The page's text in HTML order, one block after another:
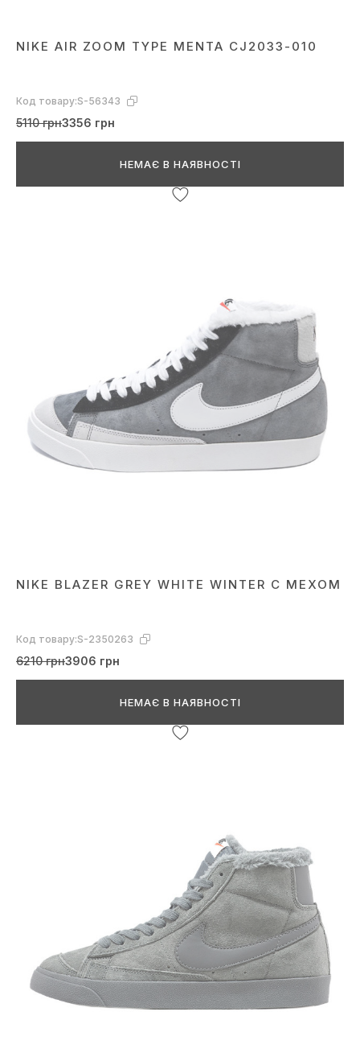
NIKE AIR ZOOM TYPE MENTA CJ2033-010
Код товару:S-56343
5110 грн3356 грн
НЕМАЄ В НАЯВНОСТІ
NIKE BLAZER GREY WHITE WINTER С МЕХОМ
Код товару:S-2350263
6210 грн3906 грн
НЕМАЄ В НАЯВНОСТІ